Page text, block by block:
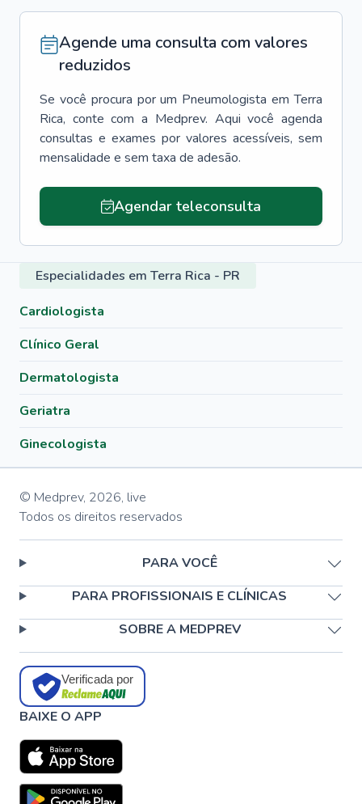
Agende uma consulta com valores
reduzidos
Se você procura por um Pneumologista em Terra
Rica, conte com a Medprev. Aqui você agenda
consultas e exames por valores acessíveis, sem
mensalidade e sem taxa de adesão.
Agendar teleconsulta
Especialidades em Terra Rica - PR
Cardiologista
Clínico Geral
Dermatologista
Geriatra
Ginecologista
© Medprev, 2026, live
Todos os direitos reservados
PARA VOCÊ
PARA PROFISSIONAIS E CLÍNICAS
SOBRE A MEDPREV
Verificada por
BAIXE O APP